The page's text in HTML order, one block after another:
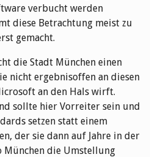
verbucht werden
diese Betrachtung meist zu
gemacht.
die Stadt München einen
nicht ergebnisoffen an diesen
an den Hals wirft.
sollte hier Vorreiter sein und
setzen statt einem
der sie dann auf Jahre in der
München die Umstellung